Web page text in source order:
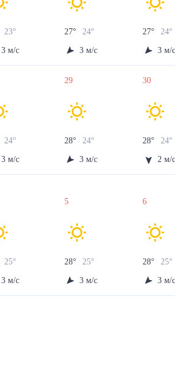
23
3 м/с
27° 24
3 м/с
27° 24
3 м/
24
3 м/с
29
28° 24
3 м/с
30
28° 24
2 м/
25
3 м/с
5
28° 25
3 м/с
6
28° 25
3 м/